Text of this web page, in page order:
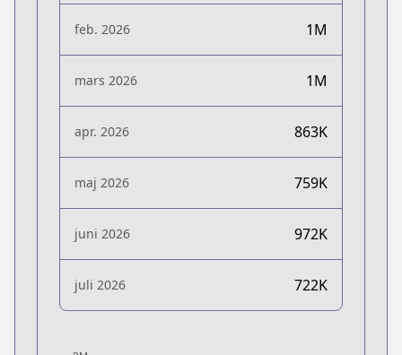
feb. 2026 1M
mars 2026 1M
apr. 2026 863K
maj 2026 759K
juni 2026 972K
juli 2026 722K